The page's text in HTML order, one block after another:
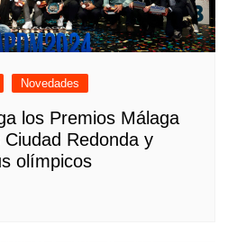
Novedades
los Premios Málaga
Redonda y
olímpicos